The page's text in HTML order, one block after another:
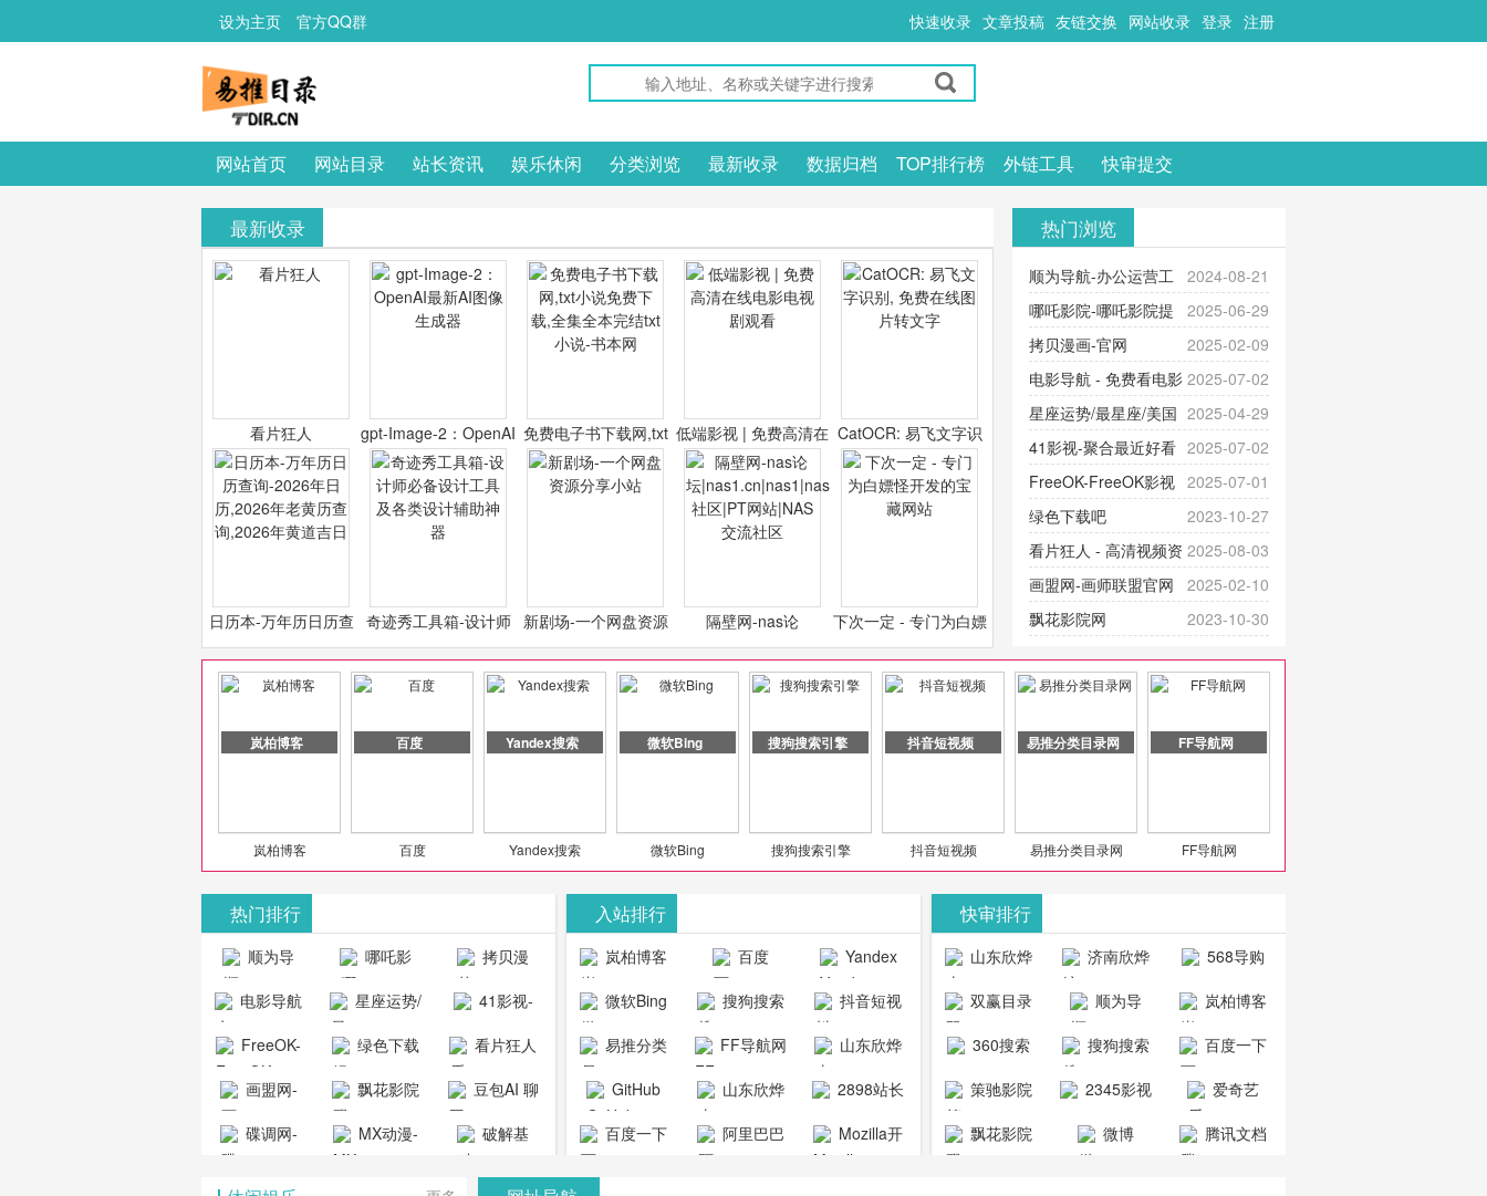
设为主页 官方QQ群 快速收录 文章投稿 友链交换 网站收录 登录 注册
网站首页 网站目录 站长资讯 娱乐休闲 分类浏览 最新收录 数据归档 TOP排行榜 外链工具 快审提交
最新收录
看片狂人
gpt-Image-2：OpenAI
最新AI图像生成器
免费电子书下载网,txt
小说免费下载,全集全
本完结txt小说-书本网
低端影视 | 免费高清在
线电影电视剧观看
CatOCR: 易飞文字识
别, 免费在线图片转文
字
日历本-万年历日历查
询-2026年日历,2026
年老黄历查询,2026年
奇迹秀工具箱-设计师
必备设计工具及各类设
计辅助神器
新剧场-一个网盘资源
分享小站
隔壁网-nas论
坛|nas1.cn|nas1|nas
社区|PT网站|NAS交流
下次一定 - 专门为白嫖
怪开发的宝藏网站
热门浏览
2024-08-21
顺为导航-办公运营工
具导航
2025-06-29
哪吒影院-哪吒影院提
供最新、最全的高清电影、电视
剧、动漫和综艺节目免费观看。平
台内容丰富，更新快速，支持在线
观看，满足各类影迷需求，提供无
广告、高清流畅的观影体验。
2025-02-09
拷贝漫画-官网
_www.copymango.com_动漫综合
2025-07-02
电影导航 - 免费看电影
就来这！ | 快导航网-免费看电影就
来这！收录大量免费看电影网站！
2025-04-29
星座运势/最星座/美国
神婆星座网
2025-07-02
41影视-聚合最近好看
的电视剧最新电影网站-41影视为您
提供最新成全短剧电视剧、电视剧
大全、好看的电视剧、最新的电影
在线观看，神马影院每天更新最新
好看的动作片、 喜剧片、爱情片、
2025-07-01
FreeOK-FreeOK影视
官网-最新影视资源|追剧也很卷
2023-10-27
绿色下载吧
2025-08-03
看片狂人 - 高清视频资
源免费在线观看
2025-02-10
画盟网-画师联盟官网
_huashilm.com_动漫综合2023-10-30
飘花影院网
页版入口
岚柏博客
岚柏博客
百度
百度
Yandex搜索
Yandex搜索
微软Bing
微软Bing
搜狗搜索引擎
搜狗搜索引擎
抖音短视频
抖音短视频
易推分类目录网
易推分类目录网
FF导航网
FF导航网
山东欣烨化工有限公
热门排行
顺为导
航-办公运营
哪吒影
院-哪吒影院
提供最新、
最全的高清
电影、电视
剧、动漫和
综艺节目免
拷贝漫
画-官网
_www.copymango.com_
动漫综合
电影导航
- 免费看电影
就来这！ | 快
导航网-免费
看电影就来
星座运势/
最星座/美国
神婆星座网
41影视-
聚合最近好
看的电视剧
最新电影网
站-41影视为
FreeOK-
FreeOK影视
官网-最新影
视资源|追剧
绿色下载
吧
看片狂人
- 高清视频资
源免费在线
观看
画盟网-
画师联盟官
_huashilm.com_
飘花影院
网
豆包AI 聊
天智能对话
网页版入口
碟调网-
MX动漫-
破解基
入站排行
岚柏博客 百度
Yandex
搜索
微软Bing
搜狗搜索
引擎
抖音短视
频
易推分类
目录网
FF导航网
山东欣烨
化工有限公
GitHub
山东欣烨
生物科技有
2898站长
资源平台
百度一下
阿里巴巴
Mozilla开
快审排行
山东欣烨
生物科技有
济南欣烨
科技有限公
568导购
网
双赢目录
顺为导
航-办公运营
岚柏博客
360搜索
搜狗搜索
百度一下
策驰影院
2345影视
大全
爱奇艺
VIP会员
飘花影院
微博 腾讯文档